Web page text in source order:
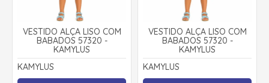
VESTIDO ALÇA LISO COM
BABADOS 57320 -
KAMYLUS
KAMYLUS
VESTIDO ALÇA LISO COM
BABADOS 57320 -
KAMYLUS
KAMYLUS